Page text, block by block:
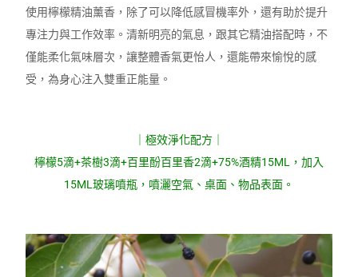
使用檸檬精油薰香，除了可以降低感冒機率外，還有助於提升
專注力與工作效率。清新明亮的氣息，跟其它精油搭配時，不
僅能柔化氣味層次，讓整體香氣更怡人，還能帶來愉悅的感
受，為身心注入雙重正能量。
｜極效淨化配方｜
檸檬5滴+茶樹3滴+百里酚百里香2滴+75%酒精15ML，加入
15ML玻璃噴瓶，噴灑空氣、桌面、物品表面。